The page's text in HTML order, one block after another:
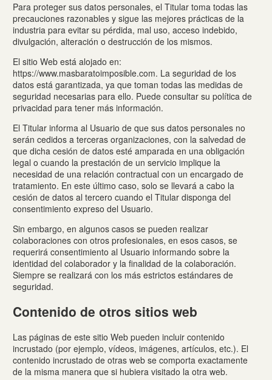
Para proteger sus datos personales, el Titular toma todas las
precauciones razonables y sigue las mejores prácticas de la
industria para evitar su pérdida, mal uso, acceso indebido,
divulgación, alteración o destrucción de los mismos.
El sitio Web está alojado en:
https://www.masbaratoimposible.com. La seguridad de los
datos está garantizada, ya que toman todas las medidas de
seguridad necesarias para ello. Puede consultar su política de
privacidad para tener más información.
El Titular informa al Usuario de que sus datos personales no
serán cedidos a terceras organizaciones, con la salvedad de
que dicha cesión de datos esté amparada en una obligación
legal o cuando la prestación de un servicio implique la
necesidad de una relación contractual con un encargado de
tratamiento. En este último caso, solo se llevará a cabo la
cesión de datos al tercero cuando el Titular disponga del
consentimiento expreso del Usuario.
Sin embargo, en algunos casos se pueden realizar
colaboraciones con otros profesionales, en esos casos, se
requerirá consentimiento al Usuario informando sobre la
identidad del colaborador y la finalidad de la colaboración.
Siempre se realizará con los más estrictos estándares de
seguridad.
Contenido de otros sitios web
Las páginas de este sitio Web pueden incluir contenido
incrustado (por ejemplo, vídeos, imágenes, artículos, etc.). El
contenido incrustado de otras web se comporta exactamente
de la misma manera que si hubiera visitado la otra web.